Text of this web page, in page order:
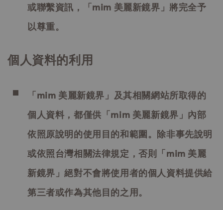
或聯繫資訊，「mim 美麗新鏡界」將完全予
以尊重。
個人資料的利用
「mim 美麗新鏡界」及其相關網站所取得的
個人資料，都僅供「mim 美麗新鏡界」內部
依照原說明的使用目的和範圍。除非事先說明
或依照台灣相關法律規定，否則「mim 美麗
新鏡界」絕對不會將使用者的個人資料提供給
第三者或作為其他目的之用。